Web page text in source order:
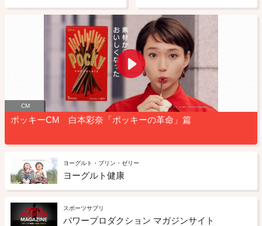
CM
ポッキーCM 白本彩奈「ポッキーの革命」篇
ヨーグルト・プリン・ゼリー
ヨーグルト健康
スポーツサプリ
パワープロダクション マガジンサイト